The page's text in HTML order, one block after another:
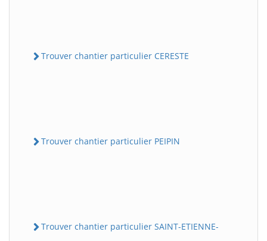
Trouver chantier particulier CERESTE
Trouver chantier particulier PEIPIN
Trouver chantier particulier SAINT-ETIENNE-